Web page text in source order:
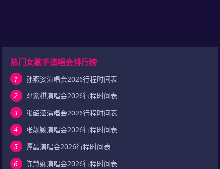
热门女歌手演唱会排行榜
1
孙燕姿演唱会2026行程时间表
2
邓紫棋演唱会2026行程时间表
3
张韶涵演唱会2026行程时间表
4
张靓颖演唱会2026行程时间表
5
谭晶演唱会2026行程时间表
6
陈慧娴演唱会2026行程时间表